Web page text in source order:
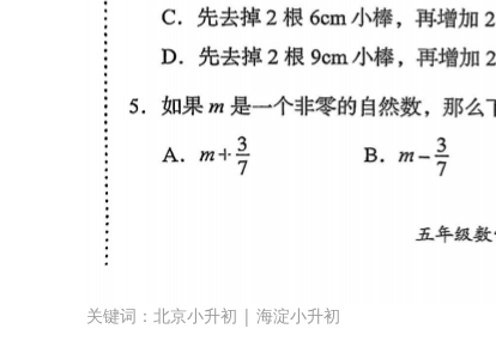
关键词： 北京小升初 | 海淀小升初